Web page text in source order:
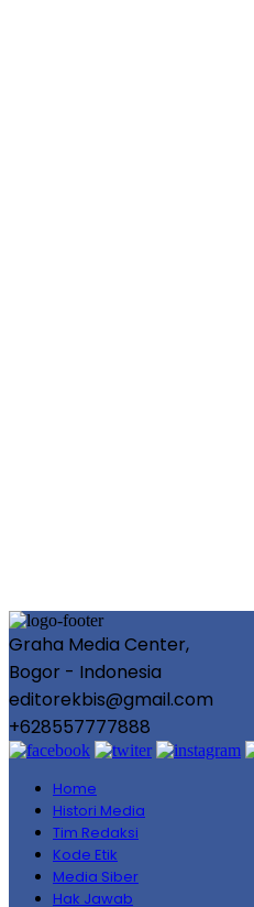
Graha Media Center,
Bogor - Indonesia
editorekbis@gmail.com
+628557777888
Home
Histori Media
Tim Redaksi
Kode Etik
Media Siber
Hak Jawab